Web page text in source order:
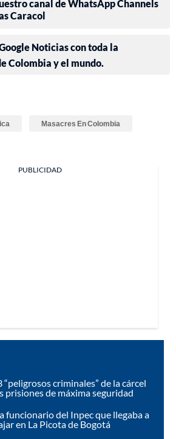
canal de WhatsApp Channels
Caracol
Noticias con toda la
Colombia y el mundo.
Masacres En Colombia
PUBLICIDAD
“peligrosos criminales” de la cárcel
prisiones de máxima seguridad
funcionario del Inpec que llegaba a
en La Picota de Bogotá